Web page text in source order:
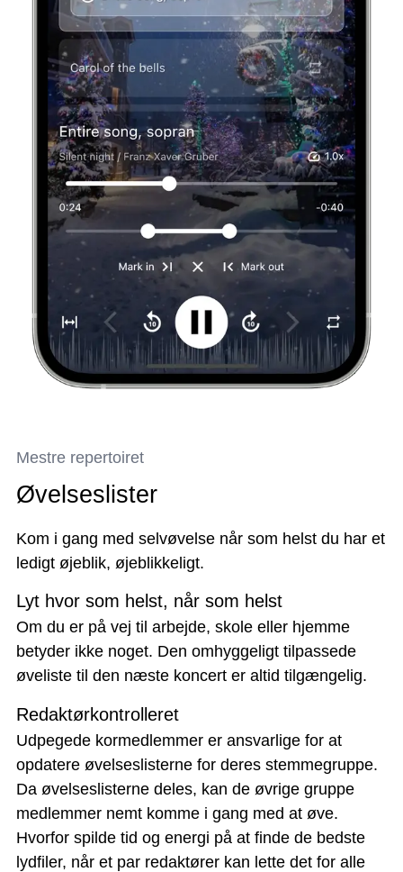
Mestre repertoiret
Øvelseslister
Kom i gang med selvøvelse når som helst du har et
ledigt øjeblik, øjeblikkeligt.
Lyt hvor som helst, når som helst
Om du er på vej til arbejde, skole eller hjemme
betyder ikke noget. Den omhyggeligt tilpassede
øveliste til den næste koncert er altid tilgængelig.
Redaktørkontrolleret
Udpegede kormedlemmer er ansvarlige for at
opdatere øvelseslisterne for deres stemmegruppe.
Da øvelseslisterne deles, kan de øvrige gruppe
medlemmer nemt komme i gang med at øve.
Hvorfor spilde tid og energi på at finde de bedste
lydfiler, når et par redaktører kan lette det for alle